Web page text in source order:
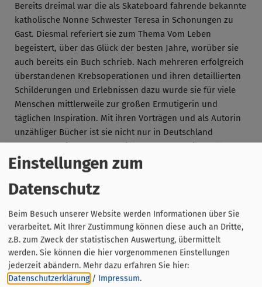
Bereits dreimal war die als Skateboard fahrende bekannte
katholische Nonne Schwester Teresa in Schonungen zu
Gast. Diesmal referiert sie zum Thema Vom Leben
begeistert, über das Glück der besten Jahre, worüber sie
auch bereits ein Buch schrieb. Nach mehreren erfolgreich
überstandenen Krebsoperationen und ihren detaillierten
Schilderungen und Erlebnissen dazu wurde sie für viele
Menschen mittlerweile zur großen Ermutigerin und
täglichen Inspiration. Mit ihren Vorträgen und als Autorin
unzähliger Bücher ist sie nicht nur in Deutschland
unterwegs. Sie überzeugt mit lebensnahen Hilfestellungen
und wurde bereits mit mehreren Verdienstorden
Eintritt: 10 Euro
VVK Schreibwarengeschäft Helmschrott,Schonungen und
Buchhandlung Collibri, Schweinfurt
Einstellungen zum
Datenschutz
Beim Besuch unserer Website werden Informationen über Sie
verarbeitet. Mit Ihrer Zustimmung können diese auch an Dritte,
z.B. zum Zweck der statistischen Auswertung, übermittelt
werden. Sie können die hier vorgenommenen Einstellungen
jederzeit abändern. Mehr dazu erfahren Sie hier:
Datenschutzerklärung / Impressum.